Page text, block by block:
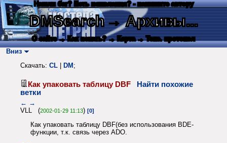
Нашли баг? Есть пожелания? - напишите автору
DMSearch→ Архивы...
О сайте → Как искать? → Карта → Текс. протокол
Вниз
Скачать: CL DM ;
Как упаковать таблицу DBF
Найти похожие
ветки
← →
VLL (2002-01-29 11:13) [0]
Как упаковать таблицу DBF(без использования BDE-
функции, т.к. связь через ADO.